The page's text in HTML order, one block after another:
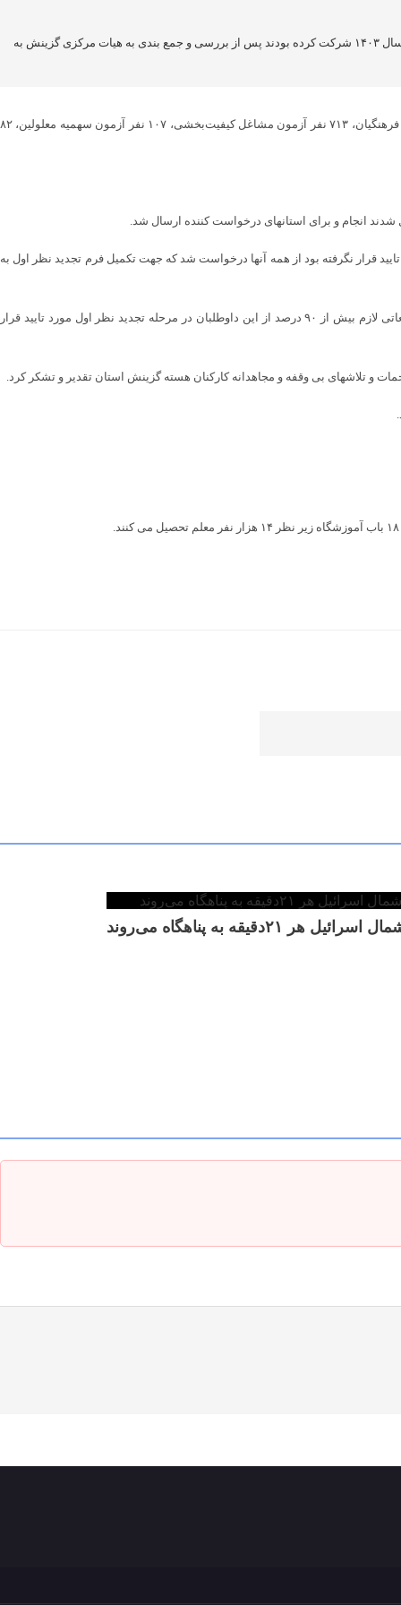
مدیر هسته گزینش اداره کل آموزش و پرورش کهگیلویه‌ و بویراحمد گفت: پرونده گزینش پنج هزار ۳۰۰ نفر که در آزمونهای استخدامی سال ۱۴۰۳ شرکت کرده بودند پس از بررسی و جمع بندی به هیات مرکزی گزینش به
افزود: پرونده ۵۲۸ نفر آزمون آموزگاری واستثنایی، ۴۵۷ نفر آزمون دبیری و هنرآموزی، ۱۴۰۰ نفر آزمون دانشگاه فرهنگیان، ۷۱۳ نفر آزمون مشاغل کیفیت‌بخشی، ۱۰۷ نفر آزمون سهمیه معلولین، ۸۲
صلاحیت آنها در مرحله بدوی از ناحیه گزینش مورد تایید قرار نگرفته بود از همه آنها درخواست شد که جهت تکمیل فرم تجدید نظر اول به
وی ادامه داد: در این مرحله ضمن بیان نقاط ضعف هر داوطلب به صورت محرمانه با انجام مراحلی از قبیل مذاکره ارشادی، مصاحبه مجدد، ارزیابی حضوری و سیر مطالعاتی لازم بیش از ۹۰ درصد از این داوطلبان در مرحله تجدید نظر اول مورد تایید قرار
تلاشهای بی وقفه و مجاهدانه کارکنان هسته گزینش استان تقدیر و تشکر کرد.
۲۱دقیقه به پناهگاه می‌روند